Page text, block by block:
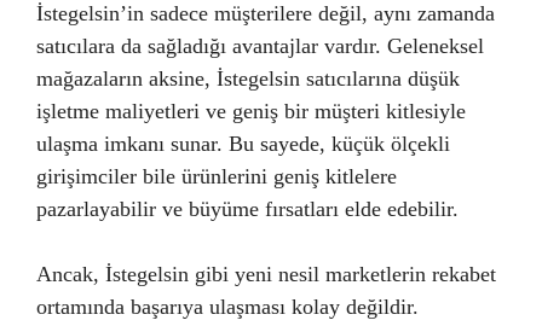
İstegelsin’in sadece müşterilere değil, aynı zamanda
satıcılara da sağladığı avantajlar vardır. Geleneksel
mağazaların aksine, İstegelsin satıcılarına düşük
işletme maliyetleri ve geniş bir müşteri kitlesiyle
ulaşma imkanı sunar. Bu sayede, küçük ölçekli
girişimciler bile ürünlerini geniş kitlelere
pazarlayabilir ve büyüme fırsatları elde edebilir.
Ancak, İstegelsin gibi yeni nesil marketlerin rekabet
ortamında başarıya ulaşması kolay değildir.